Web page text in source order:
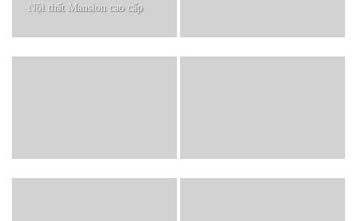
Nội thất Mansion cao cấp